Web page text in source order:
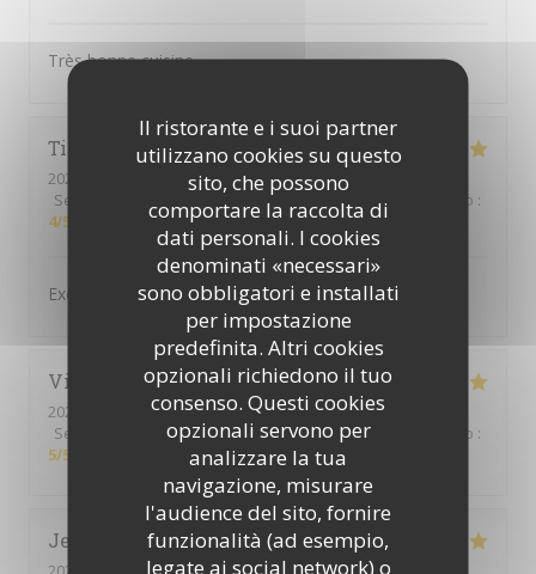
Il ristorante e i suoi partner
utilizzano cookies su questo
sito, che possono
comportare la raccolta di
dati personali. I cookies
denominati «necessari»
sono obbligatori e installati
per impostazione
predefinita. Altri cookies
opzionali richiedono il tuo
consenso. Questi cookies
opzionali servono per
analizzare la tua
navigazione, misurare
l'audience del sito, fornire
funzionalità (ad esempio,
legate ai social network) o
Très bonne cuisine
Tina
2026-01-22
- 20:30 - Ospiti 2
Servizio
Atmosfera Cucina /5 Qualità / Prezzo :
4/5
Excellent repas
Vincent W
2025-12-23
- 19:45 - Ospiti 4
Servizio
Atmosfera:5/5 Cucina:5 /5 Qualità / Prezzo :
5/5
Jennifer D